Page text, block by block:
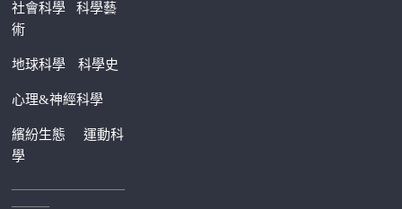
社會科學科學藝
術
地球科學 科學史
心理&神經科學
繽紛生態運動科
學
—————————
———